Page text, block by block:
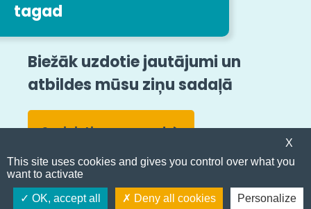
tagad
Biežāk uzdotie jautājumi un
atbildes mūsu ziņu sadaļā
Sazinieties ar mums!
Kļūsti par klientu
Juridiskās norādes
Lapas karte
Vispārīgie noteikumi un nosacījumi
Ziņošana par pārkāpumiem
Pieejamība
Sekojiet mums
X
This site uses cookies and gives you control over what you
want to activate
OK, accept all Deny all cookies Personalize